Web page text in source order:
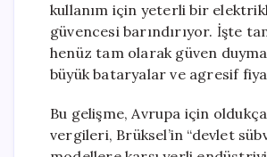
kullanım için yeterli bir
güvencesi barındırıyor. İşte
henüz tam olarak güven
büyük bataryalar ve agresif
Bu gelişme, Avrupa için
vergileri, Brüksel’in “devlet